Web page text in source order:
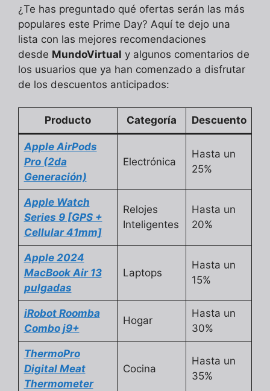
¿Te has preguntado qué ofertas serán las más
populares este Prime Day? Aquí te dejo una
lista con las mejores recomendaciones
desde MundoVirtual y algunos comentarios de
los usuarios que ya han comenzado a disfrutar
de los descuentos anticipados:
Producto Categoría Descuento
Apple AirPods
Pro (2da
Generación)
Electrónica
Hasta un
25%
Apple Watch
Series 9 [GPS +
Cellular 41mm]
Relojes
Inteligentes
Hasta un
20%
Apple 2024
MacBook Air 13
pulgadas
Laptops
Hasta un
15%
iRobot Roomba
Combo j9+
Hogar
Hasta un
30%
ThermoPro
Digital Meat
Thermometer
Cocina
Hasta un
35%